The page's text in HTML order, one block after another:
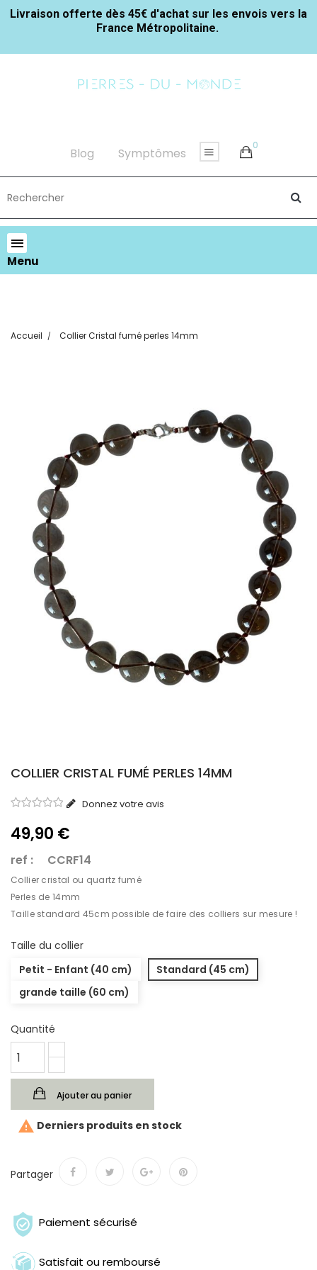
Livraison offerte dès 45€ d'achat sur les envois vers la
France Métropolitaine.
Blog Symptômes
0
Menu
Accueil Collier Cristal fumé perles 14mm
COLLIER CRISTAL FUMÉ PERLES 14MM
Donnez votre avis
49,90 €
ref : CCRF14
Collier cristal ou quartz fumé
Perles de 14mm
Taille standard 45cm possible de faire des colliers sur mesure !
Taille du collier
Petit - Enfant (40 cm)
Standard (45 cm)
grande taille (60 cm)
Quantité
Ajouter au panier
 Derniers produits en stock
Partager
Paiement sécurisé
Satisfait ou remboursé